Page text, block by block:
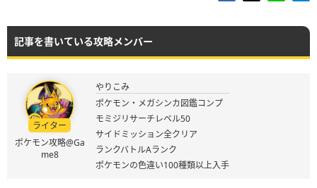
記事を書いている攻略メンバー
ライター
ポケモン攻略@Ga
me8
やりこみ
ポケモン・メガシンカ図鑑コンプ
モミジリサーチレベル50
サイドミッション全クリア
ランクバトルAランク
ポケモンの色違い100種類以上入手